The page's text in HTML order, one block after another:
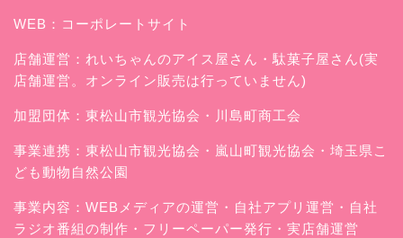
WEB： コーポレートサイト
店舗運営： れいちゃんのアイス屋さん ・駄菓子屋さん(実
店舗運営。オンライン販売は行っていません)
加盟団体：東松山市観光協会・川島町商工会
事業連携：東松山市観光協会・嵐山町観光協会・埼玉県こ
ども動物自然公園
事業内容：WEBメディアの運営・自社アプリ運営・自社
ラジオ番組の制作・フリーペーパー発行・実店舗運営